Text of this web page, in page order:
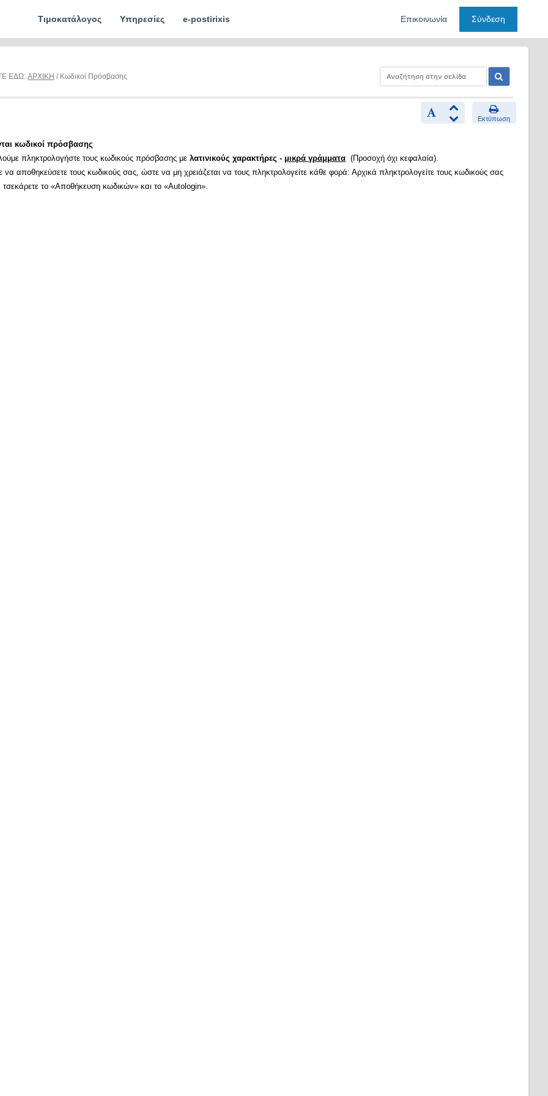
Τιμοκατάλογος Υπηρεσίες e-postirixis Επικοινωνία Σύνδεση
ΕΔΩ:ΑΡΧΙΚΗ / Κωδικοί Πρόσβασης
Εκτύπωση
κωδικοί πρόσβασης
πληκτρολογήστε τους κωδικούς πρόσβασης μελατινικούς χαρακτήρες - μικρά γράμματα (Προσοχή όχι κεφαλαία).
να αποθηκεύσετε τους κωδικούς σας, ώστε να μη χρειάζεται να τους πληκτρολογείτε κάθε φορά: Αρχικά πληκτρολογείτε τους κωδικούς σας
τσεκάρετε το «Αποθήκευση κωδικών» και το «Autologin».